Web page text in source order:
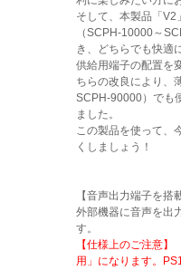
そして、本製品「
（SCPH-10000～
き、どちらでも快適
供給用端子の配置を
ちらの改良により、
SCPH-90000）でも
ました。
この製品を使って、
くしましょう！
【音声出力端子を
外部機器に音声を出
す。
【仕様上のご注意
用」になります。